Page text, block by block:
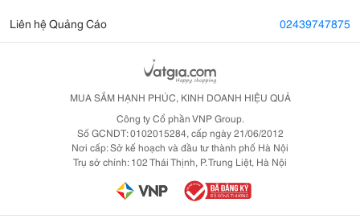
Liên hệ Quảng Cáo 02439747875
MUA SẮM HẠNH PHÚC, KINH DOANH HIỆU QUẢ
Công ty Cổ phần VNP Group.
Số GCNDT: 0102015284, cấp ngày 21/06/2012
Nơi cấp: Sở kế hoạch và đầu tư thành phố Hà Nội
Trụ sở chính: 102 Thái Thịnh, P. Trung Liệt, Hà Nội